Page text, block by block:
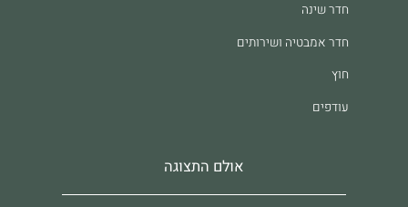
חדר שינה
חדר אמבטיה ושירותים
חוץ
עודפים
אולם התצוגה